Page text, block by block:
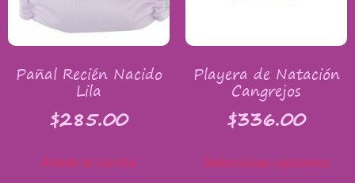
Pañal Recién Nacido
Lila
$285.00
Añadir al carrito
Playera de Natación
Cangrejos
$336.00
Seleccionar opciones